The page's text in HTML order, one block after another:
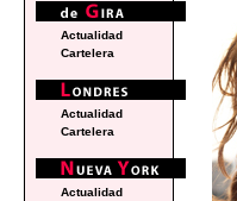
Actualidad
Cartelera
Actualidad
Cartelera
Actualidad